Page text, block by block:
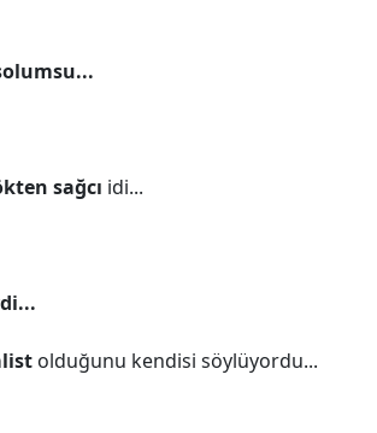
sağcı idi...
olduğunu kendisi söylüyordu...